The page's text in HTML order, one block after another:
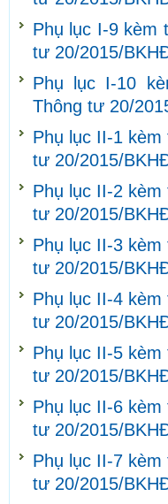
Phụ lục I-9 kèm
tư 20/2015/
Phụ lục I-10
Thông tư 20/
Phụ lục II-1
tư 20/2015/
Phụ lục II-2
tư 20/2015/
Phụ lục II-3
tư 20/2015/
Phụ lục II-4
tư 20/2015/
Phụ lục II-5
tư 20/2015/
Phụ lục II-6
tư 20/2015/
Phụ lục II-7
tư 20/2015/